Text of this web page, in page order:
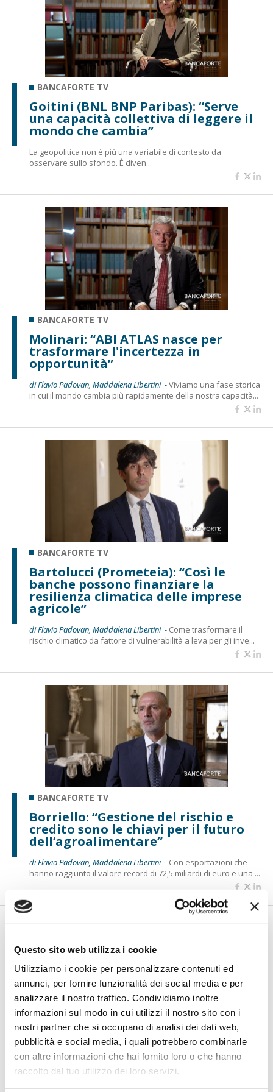
Questo sito web utilizza i cookie
Utilizziamo i cookie per personalizzare contenuti ed
annunci, per fornire funzionalità dei social media e per
analizzare il nostro traffico. Condividiamo inoltre
informazioni sul modo in cui utilizzi il nostro sito con i
nostri partner che si occupano di analisi dei dati web,
pubblicità e social media, i quali potrebbero combinarle
con altre informazioni che hai fornito loro o che hanno
raccolto dal tuo utilizzo dei loro servizi.
BANCAFORTE TV
Goitini (BNL BNP Paribas): “Serve
una capacità collettiva di leggere il
mondo che cambia”
La geopolitica non è più una variabile di contesto da
osservare sullo sfondo. È diven...
BANCAFORTE TV
Molinari: “ABI ATLAS nasce per
trasformare l'incertezza in
opportunità”
di Flavio Padovan, Maddalena Libertini -Viviamo una fase storica
in cui il mondo cambia più rapidamente della nostra capacità...
BANCAFORTE TV
Bartolucci (Prometeia): “Così le
banche possono finanziare la
resilienza climatica delle imprese
agricole”
di Flavio Padovan, Maddalena Libertini - Come trasformare il
rischio climatico da fattore di vulnerabilità a leva per gli inve...
BANCAFORTE TV
Borriello: “Gestione del rischio e
credito sono le chiavi per il futuro
dell’agroalimentare”
di Flavio Padovan, Maddalena Libertini - Con esportazioni che
hanno raggiunto il valore record di 72,5 miliardi di euro e una ...
BANCAFORTE TV
Legal Design, la nuova frontiera
della relazione banca-cliente